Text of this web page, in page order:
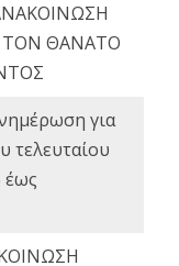
ΤΟΝ ΘΑΝΑΤΟ
για
τελευταίου
έως